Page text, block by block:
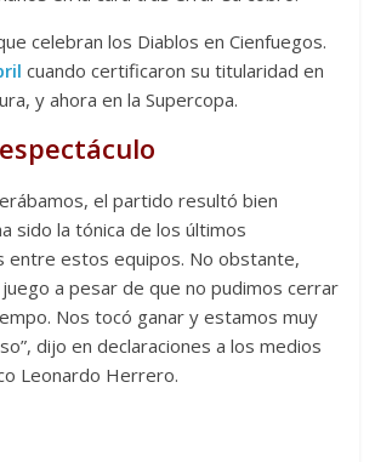
celebran los Diablos en Cienfuegos.
cuando certificaron su titularidad en
y ahora en la Supercopa.
el partido resultó bien
sido la tónica de los últimos
entre estos equipos. No obstante,
a pesar de que no pudimos cerrar
Nos tocó ganar y estamos muy
dijo en declaraciones a los medios
Leonardo Herrero.